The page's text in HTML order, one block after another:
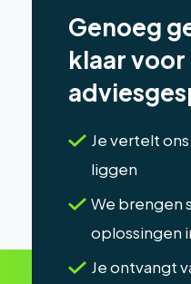
Genoeg
klaar voor
Je vertelt
liggen
We brengen
oplossingen
Je ontvangt